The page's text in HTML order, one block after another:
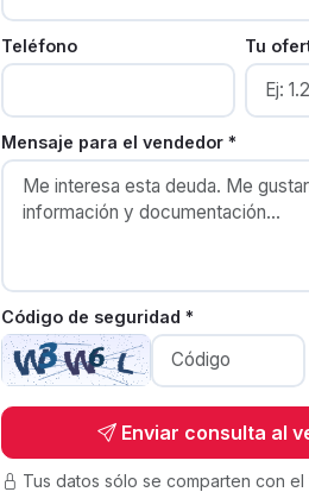
Teléfono Tu
Mensaje para el vendedor *
Código de seguridad *
Enviar consulta al
Tus datos sólo se comparten con